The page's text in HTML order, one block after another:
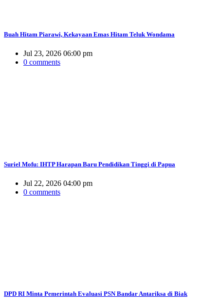
Buah Hitam Piarawi, Kekayaan Emas Hitam Teluk Wondama
Jul 23, 2026 06:00 pm
0 comments
Suriel Mofu: IHTP Harapan Baru Pendidikan Tinggi di Papua
Jul 22, 2026 04:00 pm
0 comments
DPD RI Minta Pemerintah Evaluasi PSN Bandar Antariksa di Biak